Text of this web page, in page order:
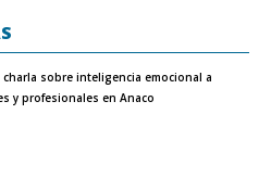
sobre inteligencia emocional a
y profesionales en Anaco